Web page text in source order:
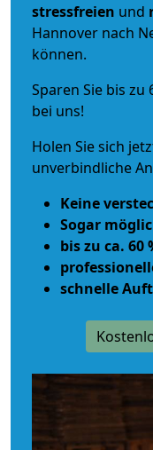
stressfreien und
Hannover nach
können.
Sparen Sie bis
bei uns!
Holen Sie sich
unverbindliche
Keine
Sogar
bis zu ca. 60
schnelle